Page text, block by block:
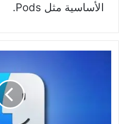
الأساسية مثل Pods.